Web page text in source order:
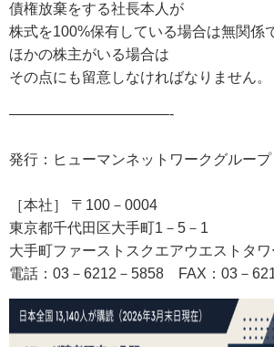
債権放棄をする社長本人が
株式を100%保有している場合は無関係
ほかの株主がいる場合は
その点にも留意しなければなりません。
———————————-
発行：ヒューマンネットワークグループ
［本社］ 〒100－0004
東京都千代田区大手町1－5－1
大手町ファーストスクエアウエストタ
電話：03－6212－5858
FAX ：03－